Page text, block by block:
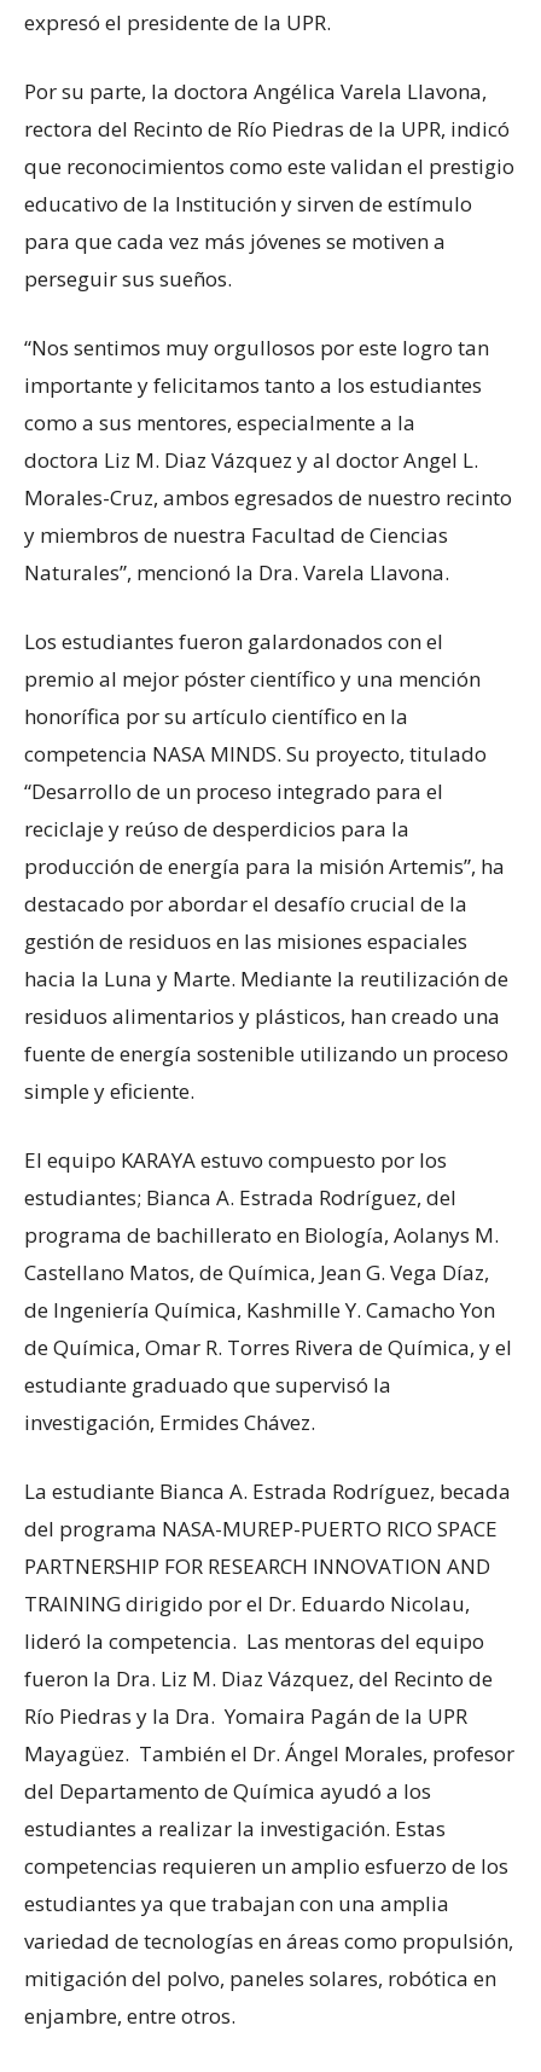
expresó el presidente de la UPR.
Por su parte, la doctora Angélica Varela Llavona,
rectora del Recinto de Río Piedras de la UPR, indicó
que reconocimientos como este validan el prestigio
educativo de la Institución y sirven de estímulo
para que cada vez más jóvenes se motiven a
perseguir sus sueños.
“Nos sentimos muy orgullosos por este logro tan
importante y felicitamos tanto a los estudiantes
como a sus mentores, especialmente a la
doctora Liz M. Diaz Vázquez y al doctor Angel L.
Morales-Cruz, ambos egresados de nuestro recinto
y miembros de nuestra Facultad de Ciencias
Naturales”, mencionó la Dra. Varela Llavona.
Los estudiantes fueron galardonados con el
premio al mejor póster científico y una mención
honorífica por su artículo científico en la
competencia NASA MINDS. Su proyecto, titulado
“Desarrollo de un proceso integrado para el
reciclaje y reúso de desperdicios para la
producción de energía para la misión Artemis”, ha
destacado por abordar el desafío crucial de la
gestión de residuos en las misiones espaciales
hacia la Luna y Marte. Mediante la reutilización de
residuos alimentarios y plásticos, han creado una
fuente de energía sostenible utilizando un proceso
simple y eficiente.
El equipo KARAYA estuvo compuesto por los
estudiantes; Bianca A. Estrada Rodríguez, del
programa de bachillerato en Biología, Aolanys M.
Castellano Matos, de Química, Jean G. Vega Díaz,
de Ingeniería Química, Kashmille Y. Camacho Yon
de Química, Omar R. Torres Rivera de Química, y el
estudiante graduado que supervisó la
investigación, Ermides Chávez.
La estudiante Bianca A. Estrada Rodríguez, becada
del programa NASA-MUREP-PUERTO RICO SPACE
PARTNERSHIP FOR RESEARCH INNOVATION AND
TRAINING dirigido por el Dr. Eduardo Nicolau,
lideró la competencia. Las mentoras del equipo
fueron la Dra. Liz M. Diaz Vázquez, del Recinto de
Río Piedras y la Dra. Yomaira Pagán de la UPR
Mayagüez. También el Dr. Ángel Morales, profesor
del Departamento de Química ayudó a los
estudiantes a realizar la investigación. Estas
competencias requieren un amplio esfuerzo de los
estudiantes ya que trabajan con una amplia
variedad de tecnologías en áreas como propulsión,
mitigación del polvo, paneles solares, robótica en
enjambre, entre otros.